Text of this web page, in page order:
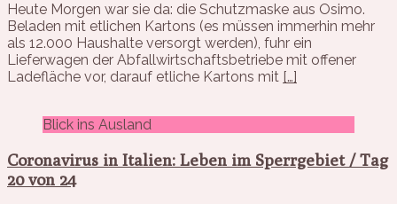
Heute Morgen war sie da: die Schutzmaske aus Osimo.
Beladen mit etlichen Kartons (es müssen immerhin mehr
als 12.000 Haushalte versorgt werden), fuhr ein
Lieferwagen der Abfallwirtschaftsbetriebe mit offener
Ladefläche vor, darauf etliche Kartons mit […]
Blick ins Ausland
Coronavirus in Italien: Leben im Sperrgebiet / Tag
20 von 24